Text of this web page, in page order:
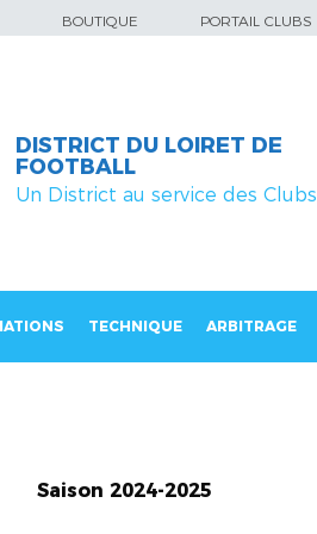
BOUTIQUE PORTAIL CLUBS
DISTRICT DU LOIRET DE
FOOTBALL
Un District au service des Clubs
TECHNIQUE ARBITRAGE
Saison 2024-2025